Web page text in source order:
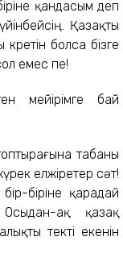
қандасым деп
Қазақты
болса бізге
емес пе!
мейірімге бай
табаны
елжіретер сәт!
біріне қарадай
ақ қазақ
текті екенін